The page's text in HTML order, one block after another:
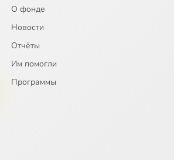
О фонде
Новости
Отчёты
Им помогли
Программы